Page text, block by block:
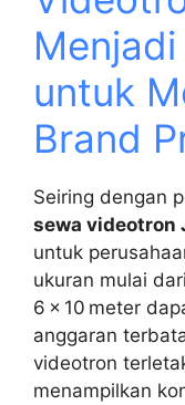
untuk
Brand
Seiring dengan
sewa videotron
untuk
ukuran mulai
6 × 10 meter
anggaran
videotron
menampilkan